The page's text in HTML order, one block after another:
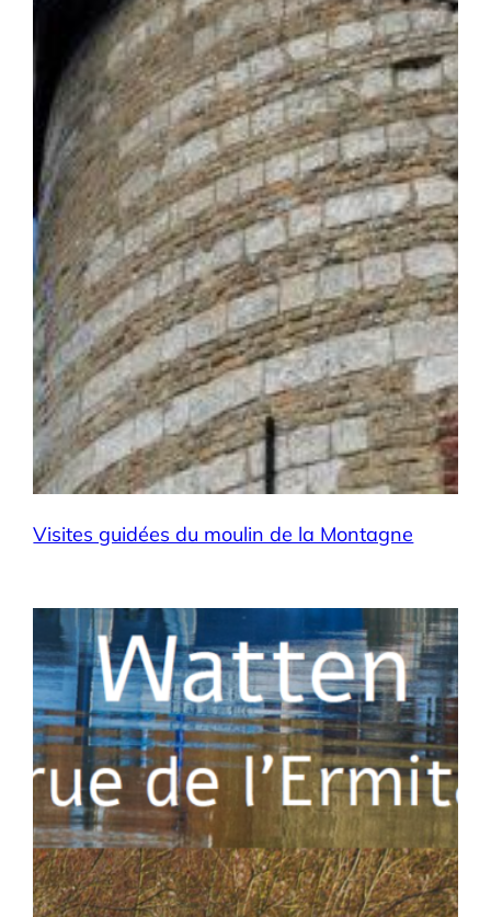
Visites guidées du moulin de la Montagne